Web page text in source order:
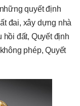
quyết định
đai, xây dựng nhà
hồi đất, Quyết định
phép, Quyết